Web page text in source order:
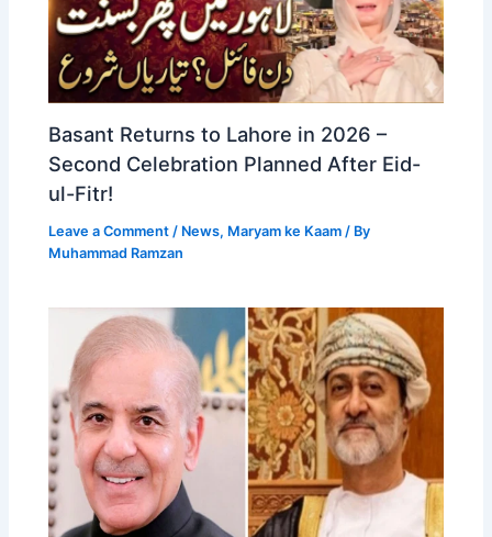
Basant Returns to Lahore in 2026 –
Second Celebration Planned After Eid-
ul-Fitr!
Leave a Comment / News, Maryam ke Kaam / By
Muhammad Ramzan